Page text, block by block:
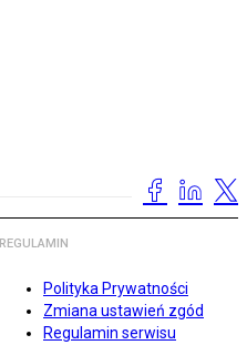
REGULAMIN
Polityka Prywatności
Zmiana ustawień zgód
Regulamin serwisu